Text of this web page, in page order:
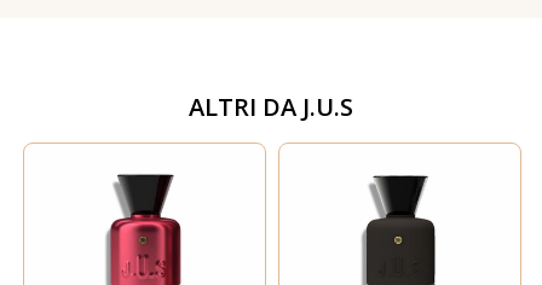
ALTRI DA J.U.S